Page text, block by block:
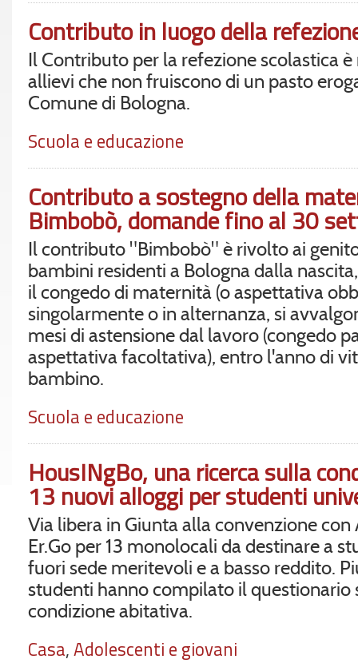
Contributo in luogo della
Il Contributo per la refezione scolastica
allievi che non fruiscono di un pasto
Comune di Bologna.
Scuola e educazione
Contributo a sostegno della
Bimbobò, domande fino al 30
Il contributo "Bimbobò" è rivolto ai
bambini residenti a Bologna dalla
il congedo di maternità (o aspettativa
singolarmente o in alternanza, si
mesi di astensione dal lavoro (congedo
aspettativa facoltativa), entro l'anno di
bambino.
Scuola e educazione
HousINgBo, una ricerca sulla
13 nuovi alloggi per studenti
Via libera in Giunta alla convenzione con
Er.Go per 13 monolocali da destinare a
fuori sede meritevoli e a basso reddito.
studenti hanno compilato il questionario
condizione abitativa.
Casa,Adolescenti e giovani